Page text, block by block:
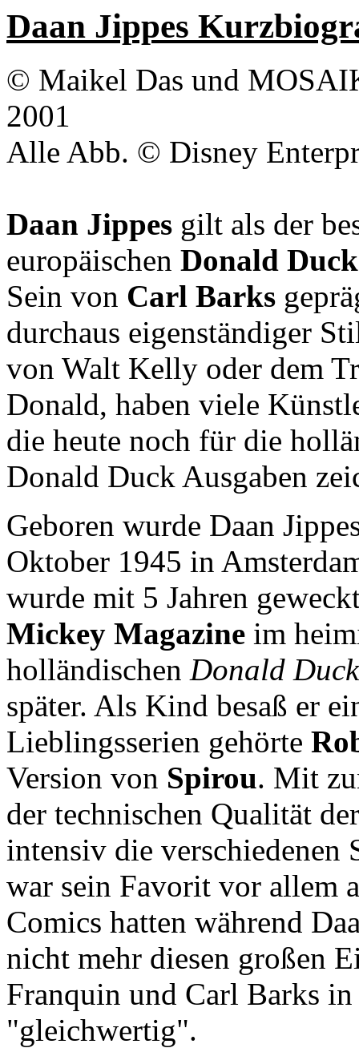
Daan Jippes
© Maikel Das und
2001
Alle Abb. © Disney
Daan Jippes gilt als der
europäischen Donald
Sein von Carl Barks
durchaus eigenständiger
von Walt Kelly oder dem
Donald, haben viele
die heute noch für die
Donald Duck Ausgaben
Geboren wurde Daan
Oktober 1945 in
wurde mit 5 Jahren
Mickey Magazine im
holländischen Donald Duck
später. Als Kind besaß er
Lieblingsserien gehörte
Version von Spirou. Mit
der technischen Qualität
intensiv die verschiedenen
war sein Favorit vor allem
Comics hatten während
nicht mehr diesen großen
Franquin und Carl Barks
"gleichwertig".